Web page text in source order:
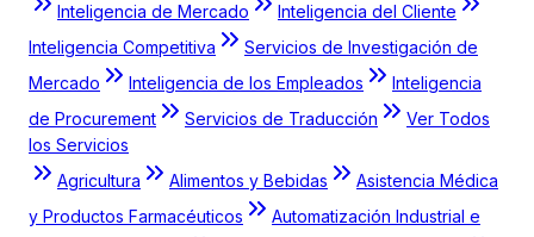
Inteligencia de Mercado
Inteligencia del Cliente
Inteligencia Competitiva
Servicios de Investigación de
Mercado
Inteligencia de los Empleados
Inteligencia
de Procurement
Servicios de Traducción
Ver Todos
los Servicios
Agricultura
Alimentos y Bebidas
Asistencia Médica
y Productos Farmacéuticos
Automatización Industrial e